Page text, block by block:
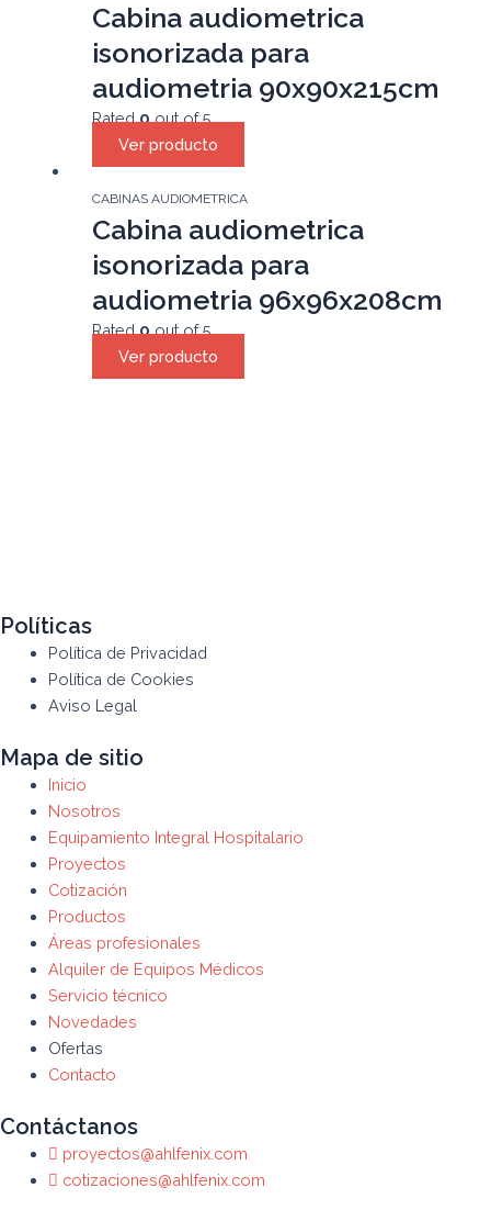
Cabina audiometrica
isonorizada para
audiometria 90x90x215cm
Rated0out of 5
Ver producto
CABINAS AUDIOMETRICA
Cabina audiometrica
isonorizada para
audiometria 96x96x208cm
Rated0out of 5
Ver producto
Políticas
Política de Privacidad
Política de Cookies
Aviso Legal
Mapa de sitio
Inicio
Nosotros
Equipamiento Integral Hospitalario
Proyectos
Cotización
Productos
Áreas profesionales
Alquiler de Equipos Médicos
Servicio técnico
Novedades
Ofertas
Contacto
Contáctanos
proyectos@ahlfenix.com
cotizaciones@ahlfenix.com